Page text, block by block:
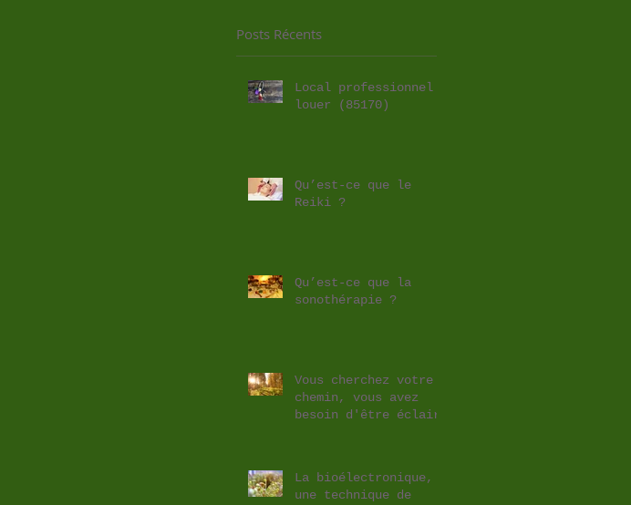
Posts Récents
Local professionnel à
louer (85170)
Qu’est-ce que le
Reiki ?
Qu’est-ce que la
sonothérapie ?
Vous cherchez votre
chemin, vous avez
besoin d'être éclairé
La bioélectronique,
une technique de